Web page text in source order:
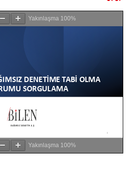
Yakınlaşma 100%
Yakınlaşma 100%